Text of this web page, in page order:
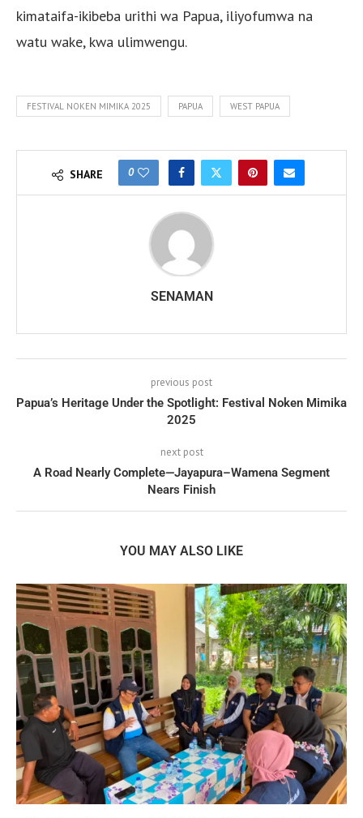
kimataifa-ikibeba urithi wa Papua, iliyofumwa na
watu wake, kwa ulimwengu.
FESTIVAL NOKEN MIMIKA 2025 PAPUA WEST PAPUA
SHARE 0
SENAMAN
previous post
Papua’s Heritage Under the Spotlight: Festival Noken Mimika
2025
next post
A Road Nearly Complete—Jayapura–Wamena Segment
Nears Finish
YOU MAY ALSO LIKE